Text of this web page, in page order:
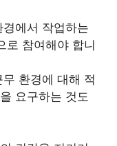
에서 작업하는
로 참여해야 합니
환경에 대해 적
요구하는 것도